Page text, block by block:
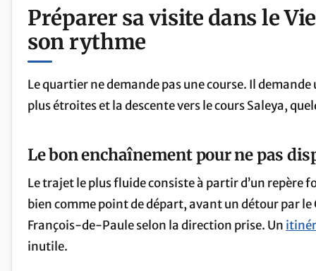
Préparer sa visite dans le
son rythme
Le quartier ne demande pas une course. Il
plus étroites et la descente vers le cours Saleya,
Le bon enchaînement pour ne pas
Le trajet le plus fluide consiste à partir d’un
bien comme point de départ, avant un détour par
François-de-Paule selon la direction prise. Un
inutile.